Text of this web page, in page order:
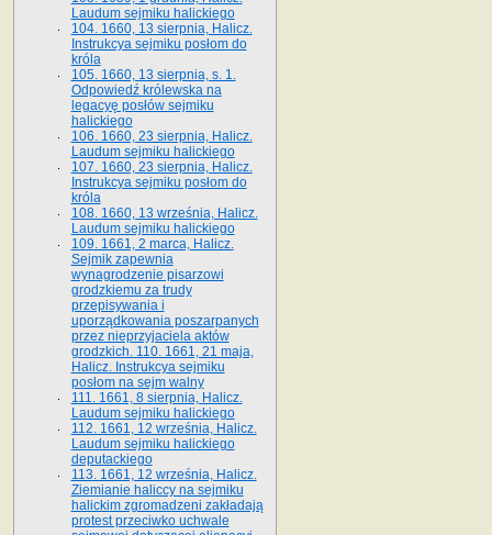
Laudum sejmiku halickiego
104. 1660, 13 sierpnia, Halicz.
Instrukcya sejmiku posłom do
króla
105. 1660, 13 sierpnia, s. 1.
Odpowiedź królewska na
legacyę posłów sejmiku
halickiego
106. 1660, 23 sierpnia, Halicz.
Laudum sejmiku halickiego
107. 1660, 23 sierpnia, Halicz.
Instrukcya sejmiku posłom do
króla
108. 1660, 13 września, Halicz.
Laudum sejmiku halickiego
109. 1661, 2 marca, Halicz.
Sejmik zapewnia
wynagrodzenie pisarzowi
grodzkiemu za trudy
przepisywania i
uporządkowania poszarpanych
przez nieprzyjaciela aktów
grodzkich. 110. 1661, 21 maja,
Halicz. Instrukcya sejmiku
posłom na sejm walny
111. 1661, 8 sierpnia, Halicz.
Laudum sejmiku halickiego
112. 1661, 12 września, Halicz.
Laudum sejmiku halickiego
deputackiego
113. 1661, 12 września, Halicz.
Ziemianie haliccy na sejmiku
halickim zgromadzeni zakładają
protest przeciwko uchwale